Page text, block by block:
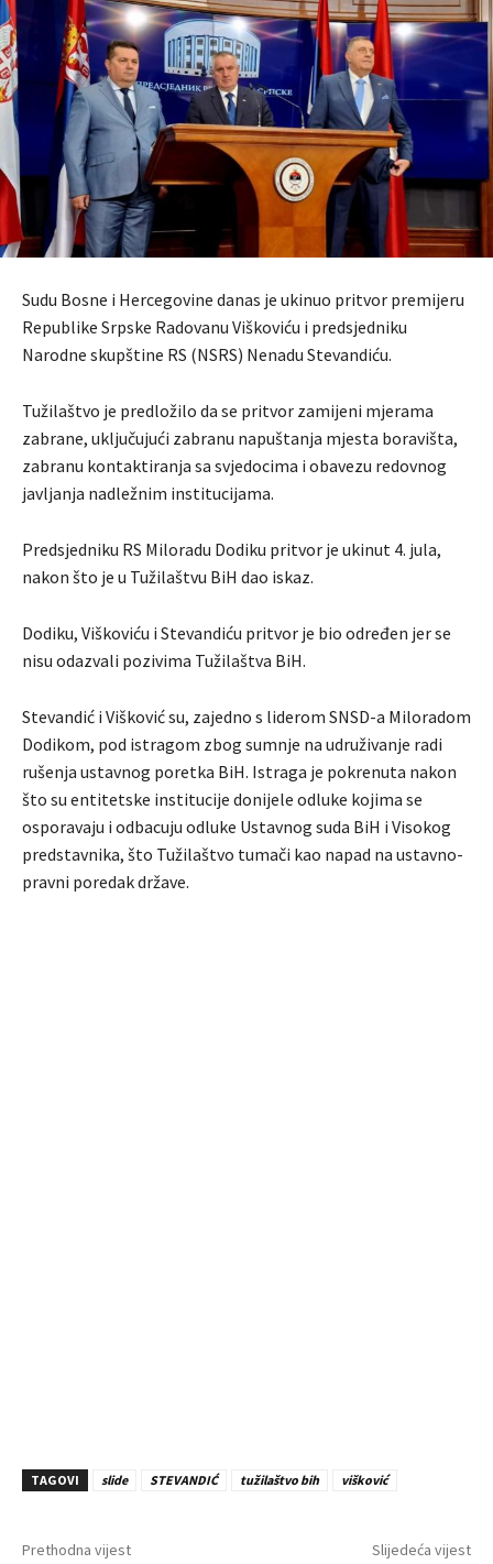
Sudu Bosne i Hercegovine danas je ukinuo pritvor premijeru
Republike Srpske Radovanu Viškoviću i predsjedniku
Narodne skupštine RS (NSRS) Nenadu Stevandiću.
Tužilaštvo je predložilo da se pritvor zamijeni mjerama
zabrane, uključujući zabranu napuštanja mjesta boravišta,
zabranu kontaktiranja sa svjedocima i obavezu redovnog
javljanja nadležnim institucijama.
Predsjedniku RS Miloradu Dodiku pritvor je ukinut 4. jula,
nakon što je u Tužilaštvu BiH dao iskaz.
Dodiku, Viškoviću i Stevandiću pritvor je bio određen jer se
nisu odazvali pozivima Tužilaštva BiH.
Stevandić i Višković su, zajedno s liderom SNSD-a Miloradom
Dodikom, pod istragom zbog sumnje na udruživanje radi
rušenja ustavnog poretka BiH. Istraga je pokrenuta nakon
što su entitetske institucije donijele odluke kojima se
osporavaju i odbacuju odluke Ustavnog suda BiH i Visokog
predstavnika, što Tužilaštvo tumači kao napad na ustavno-
pravni poredak države.
TAGOVI slide STEVANDIĆ tužilaštvo bih višković
Prethodna vijest Slijedeća vijest